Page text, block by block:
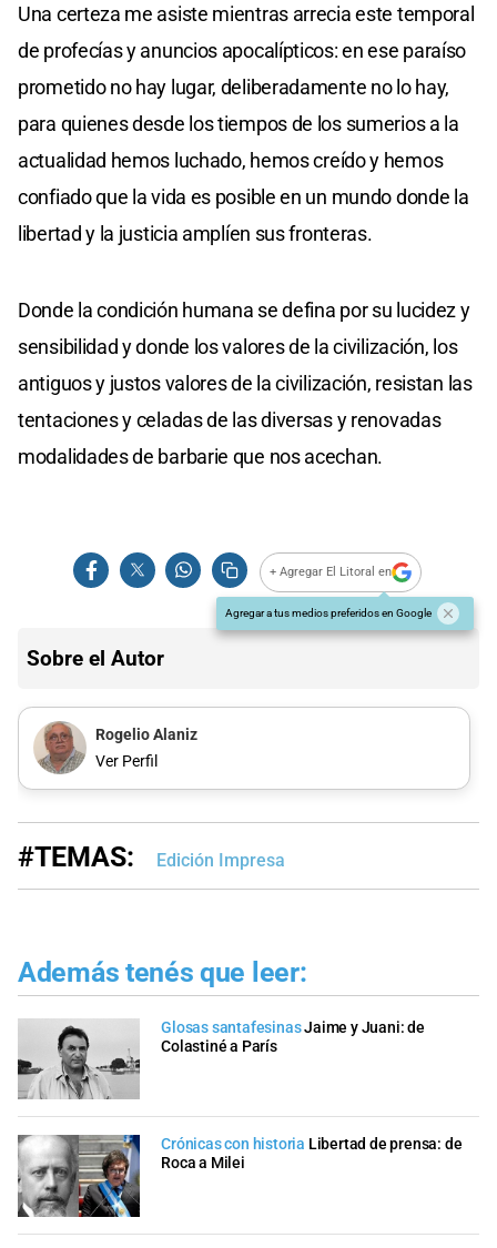
Una certeza me asiste mientras arrecia este temporal
de profecías y anuncios apocalípticos: en ese paraíso
prometido no hay lugar, deliberadamente no lo hay,
para quienes desde los tiempos de los sumerios a la
actualidad hemos luchado, hemos creído y hemos
confiado que la vida es posible en un mundo donde la
libertad y la justicia amplíen sus fronteras.
Donde la condición humana se defina por su lucidez y
sensibilidad y donde los valores de la civilización, los
antiguos y justos valores de la civilización, resistan las
tentaciones y celadas de las diversas y renovadas
modalidades de barbarie que nos acechan.
+ Agregar El Litoral en
Agregar a tus medios preferidos en Google
Sobre el Autor
Rogelio Alaniz
Ver Perfil
#TEMAS: Edición Impresa
Además tenés que leer:
Glosas santafesinasJaime y Juani: de
Colastiné a París
Crónicas con historia Libertad de prensa: de
Roca a Milei